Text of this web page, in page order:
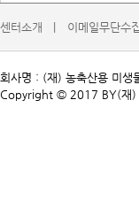
센터소개   | 이메일무단수
회사명 : (재) 농축산용 미
Copyright © 2017 BY(재)